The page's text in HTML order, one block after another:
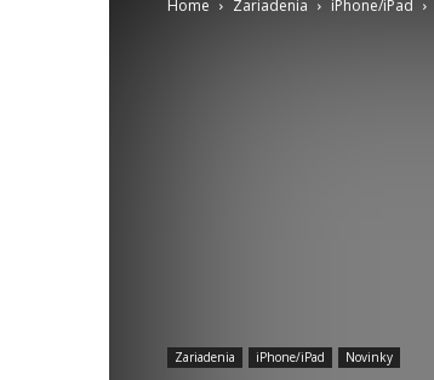
Home Zariadenia iPhone/iPad
Zariadenia iPhone/iPad Novinky